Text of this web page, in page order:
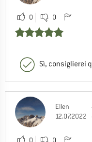
0 0
Sì, consiglierei
Ellen
12.07.2022
0 0